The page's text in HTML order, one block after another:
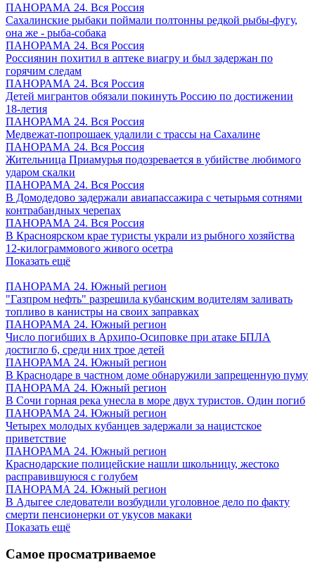
ПАНОРАМА 24. Вся Россия
Сахалинские рыбаки поймали полтонны редкой рыбы-фугу,
она же - рыба-собака
ПАНОРАМА 24. Вся Россия
Россиянин похитил в аптеке виагру и был задержан по
горячим следам
ПАНОРАМА 24. Вся Россия
Детей мигрантов обязали покинуть Россию по достижении
18-летия
ПАНОРАМА 24. Вся Россия
Медвежат-попрошаек удалили с трассы на Сахалине
ПАНОРАМА 24. Вся Россия
Жительница Приамурья подозревается в убийстве любимого
ударом скалки
ПАНОРАМА 24. Вся Россия
В Домодедово задержали авиапассажира с четырьмя сотнями
контрабандных черепах
ПАНОРАМА 24. Вся Россия
В Красноярском крае туристы украли из рыбного хозяйства
12-килограммового живого осетра
Показать ещё
ПАНОРАМА 24. Южный регион
"Газпром нефть" разрешила кубанским водителям заливать
топливо в канистры на своих заправках
ПАНОРАМА 24. Южный регион
Число погибших в Архипо-Осиповке при атаке БПЛА
достигло 6, среди них трое детей
ПАНОРАМА 24. Южный регион
В Краснодаре в частном доме обнаружили запрещенную пуму
ПАНОРАМА 24. Южный регион
В Сочи горная река унесла в море двух туристов. Один погиб
ПАНОРАМА 24. Южный регион
Четырех молодых кубанцев задержали за нацистское
приветствие
ПАНОРАМА 24. Южный регион
Краснодарские полицейские нашли школьницу, жестоко
расправившуюся с голубем
ПАНОРАМА 24. Южный регион
В Адыгее следователи возбудили уголовное дело по факту
смерти пенсионерки от укусов макаки
Показать ещё
Самое просматриваемое